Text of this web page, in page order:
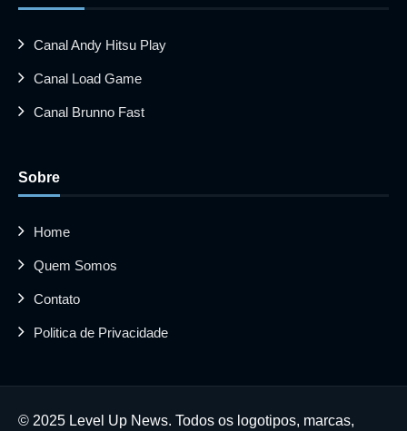
Canal Andy Hitsu Play
Canal Load Game
Canal Brunno Fast
Sobre
Home
Quem Somos
Contato
Politica de Privacidade
© 2025 Level Up News. Todos os logotipos, marcas,